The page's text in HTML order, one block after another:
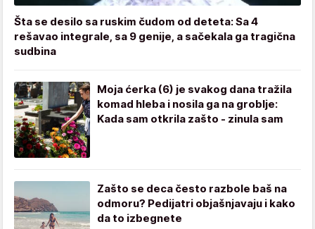
Šta se desilo sa ruskim čudom od deteta: Sa 4
rešavao integrale, sa 9 genije, a sačekala ga tragična
sudbina
Moja ćerka (6) je svakog dana tražila
komad hleba i nosila ga na groblje:
Kada sam otkrila zašto - zinula sam
Zašto se deca često razbole baš na
odmoru? Pedijatri objašnjavaju i kako
da to izbegnete